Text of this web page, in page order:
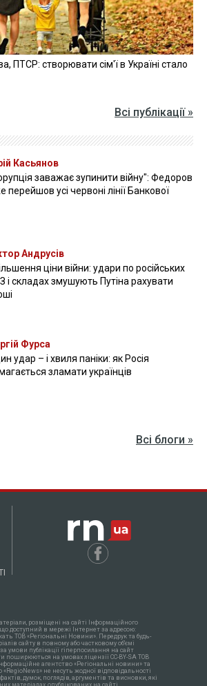
ПТСР: створювати сім'ї в Україні стало
Всі публікації »
Касьянов
заважає зупинити війну": Федоров
перейшов усі червоні лінії Банкової
Андрусів
ціни війни: удари по російських
і складах змушують Путіна рахувати
Фурса
удар – і хвиля паніки: як Росія
зламати українців
Всі блоги »
розміщені на сайті Інформаційного
доступний в мережі Інтернет за адресою:
ТОВ «Регіональні Новини». Передрук та будь-
сайту в повному або частковому об'ємі
умови публікації гіперпосилання на сайт
поширюються нa умовах ліцензії CC-BY-SA ТОВ
агентство «Регіональні новини» та
«RegioNews» не несуть жодної відповідальності
думок, поглядів, аргументів та висновки, які
матеріалах, опублікованих на сайті